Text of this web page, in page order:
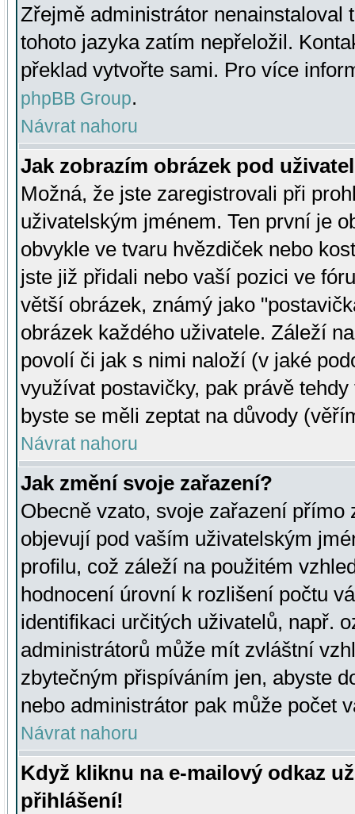
Zřejmě administrátor nenainstaloval
tohoto jazyka zatím nepřeložil.
překlad vytvořte sami. Pro více
phpBB Group.
Návrat nahoru
Jak zobrazím obrázek pod
Možná, že jste zaregistrovali při
uživatelským jménem. Ten první je
obvykle ve tvaru hvězdiček nebo
jste již přidali nebo vaší pozici ve
větší obrázek, známý jako
obrázek každého uživatele. Záleží
povolí či jak s nimi naloží (v jaké
využívat postavičky, pak právě
byste se měli zeptat na důvody
Návrat nahoru
Jak změní svoje zařazení?
Obecně vzato, svoje zařazení přímo
objevují pod vaším uživatelským
profilu, což záleží na použitém
hodnocení úrovní k rozlišení počtu
identifikaci určitých uživatelů, např.
administrátorů může mít zvláštní
zbytečným přispíváním jen, abyste
nebo administrátor pak může počet
Návrat nahoru
Když kliknu na e-mailový odkaz
přihlášení!